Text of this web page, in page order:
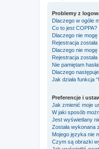
Problemy z
Dlaczego w ogóle
Co to jest COPPA?
Dlaczego nie
Rejestracja
Dlaczego nie
Rejestracja
Nie pamiętam hasła!
Dlaczego
Jak działa funkcja
Preferencje i
Jak zmienić moje
W jaki sposób
Jest wyświetlany
Została wykonana
Mojego języka nie
Czym są obrazki